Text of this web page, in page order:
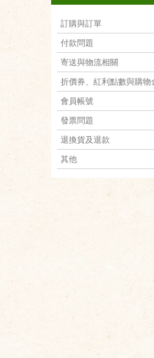
訂購與訂單
付款問題
寄送與物流相關
折價券、紅利點數與購物
會員帳號
發票問題
退換貨及退款
其他